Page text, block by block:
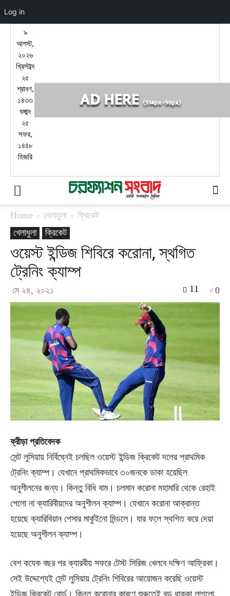
৯
আগস্ট,
২০২৬
খ্রিস্টাব্দ
২৫
শ্রাবণ,
১৪৩৩
বঙ্গাব্দ
২৫
সফর,
১৪৪৮
হিজরি
Home খেলাধুলা
ক্রিকেট
খেলাধুলা
ক্রিকেট
ওয়েস্ট ইন্ডিজ শিবিরে করোনা, স্থগিত
ট্রেনিং ক্যাম্প
মে ২৪, ২০২১ 0
11
ক্রীড়া প্রতিবেদক
সেন্ট লুসিয়ায় নির্বিঘ্নেই চলছিল ওয়েস্ট ইন্ডিজ ক্রিকেট দলের প্রাথমিক
ট্রেনিং ক্যাম্প। যেখানে প্রাথমিকভাবে ৩০জনকে ডাকা হয়েছিল
অনুশীলনের জন্য। কিন্তু বিধি বাম। চলমান করোনা মহামারি থেকে রেহাই
পেলো না ক্যারিবীয়দের অনুশীলন ক্যাম্প। যেখানে করোনা আক্রান্ত
হয়েছে ক্যারিবিয়ান পেসার মার্কুইনো মিন্ডলে। যার ফলে স্থগিত করে দেয়া
হয়েছে অনুশীলন ক্যাম্প।
বেশ কযেক বছর পর ক্যারবীয় সফরে টেস্ট সিরিজ খেলবে দক্ষিণ আফ্রিকা।
সেই উদ্দেশ্যেই সেন্ট লুসিয়ায় ট্রেনিং শিবিরের আয়োজন করেছি ওয়েস্ট
ইন্ডিজ ক্রিকেট বোর্ড। কিন্তু করোনার কারণে শুরুতেই বড় ধাক্কা লাগলো
Log in